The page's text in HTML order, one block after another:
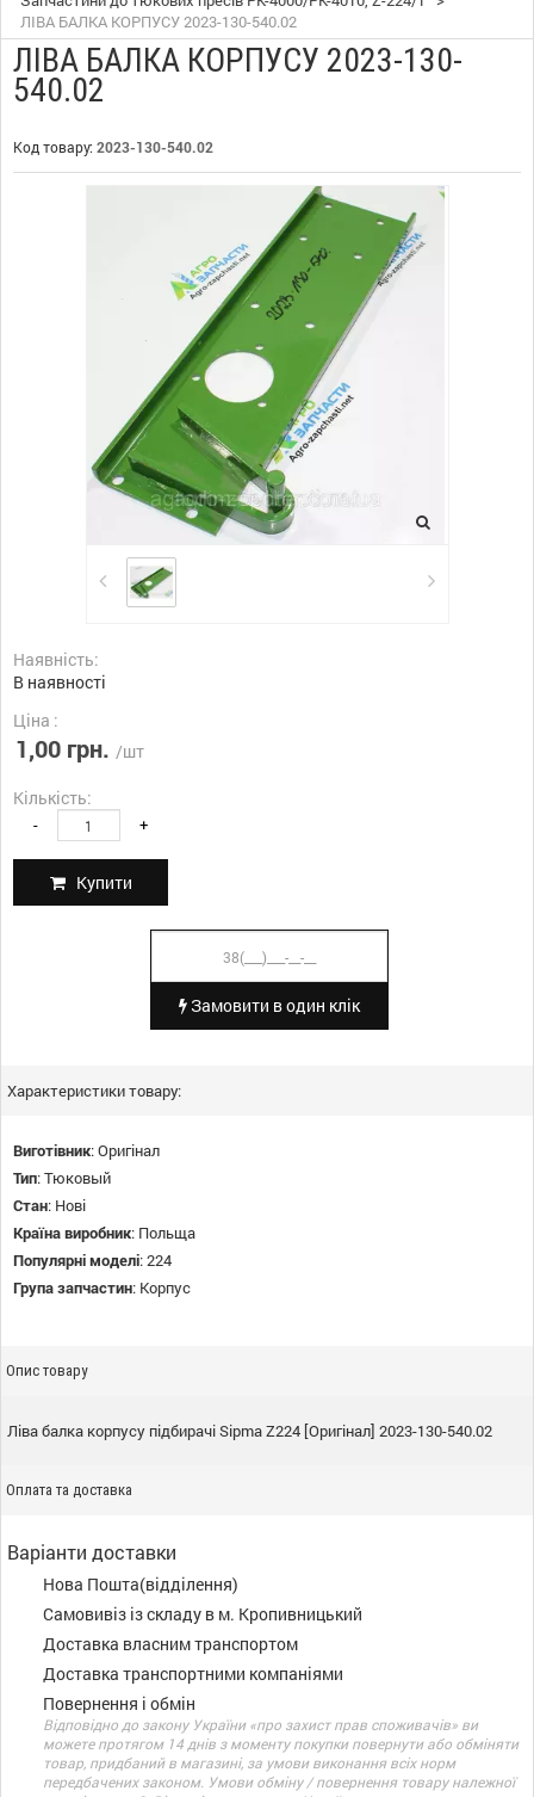
ЛІВА БАЛКА КОРПУСУ 2023-130-540.02
ЛІВА БАЛКА КОРПУСУ 2023-130-
540.02
Код товару: 2023-130-540.02
Наявність:
В наявності
Ціна :
1,00 грн. /шт
Кількість:
- +
Купити
Замовити в один клік
Характеристики товару:
Виготівник:Оригінал
Тип:Тюковый
Стан: Нові
Країна виробник: Польща
Популярні моделі:224
Група запчастин: Корпус
Опис товару
Ліва балка корпусу підбирачі Sipma Z224 [Оригінал] 2023-130-540.02
Оплата та доставка
Варіанти доставки
Нова Пошта(відділення)
Самовивіз із складу в м. Кропивницький
Доставка власним транспортом
Доставка транспортними компаніями
Повернення і обмін
Відповідно до закону України «про захист прав споживачів» ви
можете протягом 14 днів з моменту покупки повернути або обміняти
товар, придбаний в магазині, за умови виконання всіх норм
передбачених законом. Умови обміну / повернення товару належної